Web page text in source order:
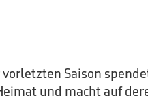
vorletzten Saison
und macht auf